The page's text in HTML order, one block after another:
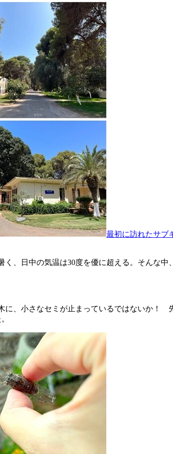
最初に訪れたサブ
、日中の気温は30度を優に超える。そんな
に、小さなセミが止まっているではないか！